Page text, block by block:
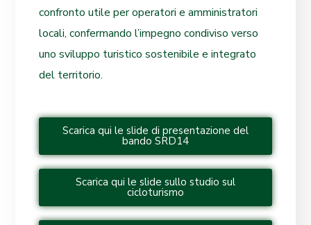
confronto utile per operatori e amministratori
locali, confermando l’impegno condiviso verso
uno sviluppo turistico sostenibile e integrato
del territorio.
Scarica qui le slide di presentazione del
bando SRD14
Scarica qui le slide sullo studio sul
cicloturismo